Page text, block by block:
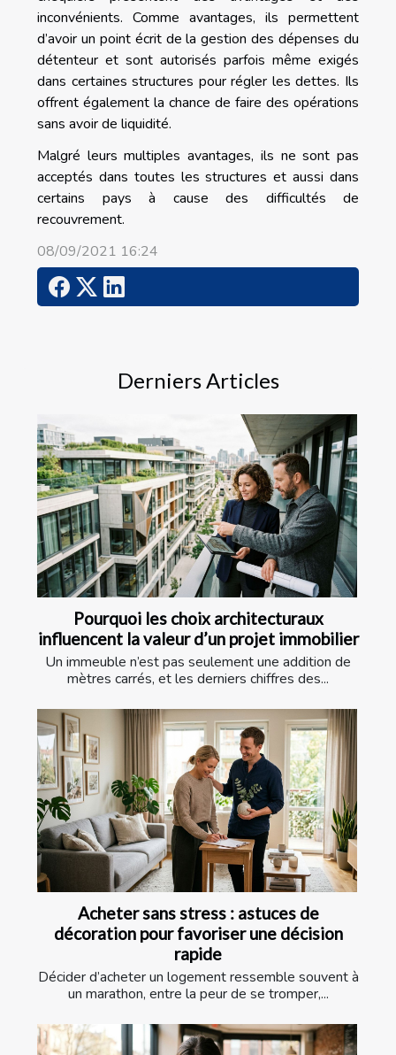
inconvénients. Comme avantages, ils permettent
d’avoir un point écrit de la gestion des dépenses du
détenteur et sont autorisés parfois même exigés
dans certaines structures pour régler les dettes. Ils
offrent également la chance de faire des opérations
sans avoir de liquidité.
Malgré leurs multiples avantages, ils ne sont pas
acceptés dans toutes les structures et aussi dans
certains pays à cause des difficultés de
recouvrement.
08/09/2021 16:24
Derniers Articles
Pourquoi les choix architecturaux
influencent la valeur d’un projet immobilier
Un immeuble n’est pas seulement une addition de
mètres carrés, et les derniers chiffres des...
Acheter sans stress : astuces de
décoration pour favoriser une décision
rapide
Décider d’acheter un logement ressemble souvent à
un marathon, entre la peur de se tromper,...